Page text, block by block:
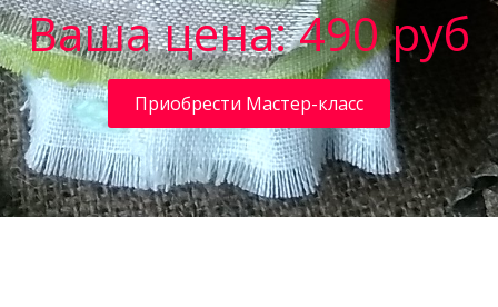
Ваша цена: 490 руб
Приобрести Мастер-класс